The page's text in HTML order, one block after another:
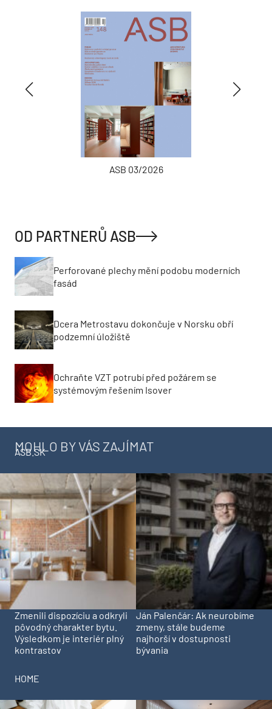
ASB 03/2026
OD PARTNERŮ ASB
Perforované plechy mění podobu moderních
fasád
Dcera Metrostavu dokončuje v Norsku obří
podzemní úložiště
Ochraňte VZT potrubí před požárem se
systémovým řešením Isover
MOHLO BY VÁS ZAJÍMAT
ASB.SK
Zmenili dispozíciu a odkryli
pôvodný charakter bytu.
Výsledkom je interiér plný
kontrastov
Ján Palenčár: Ak neurobíme
zmeny, stále budeme
najhorší v dostupnosti
bývania
HOME